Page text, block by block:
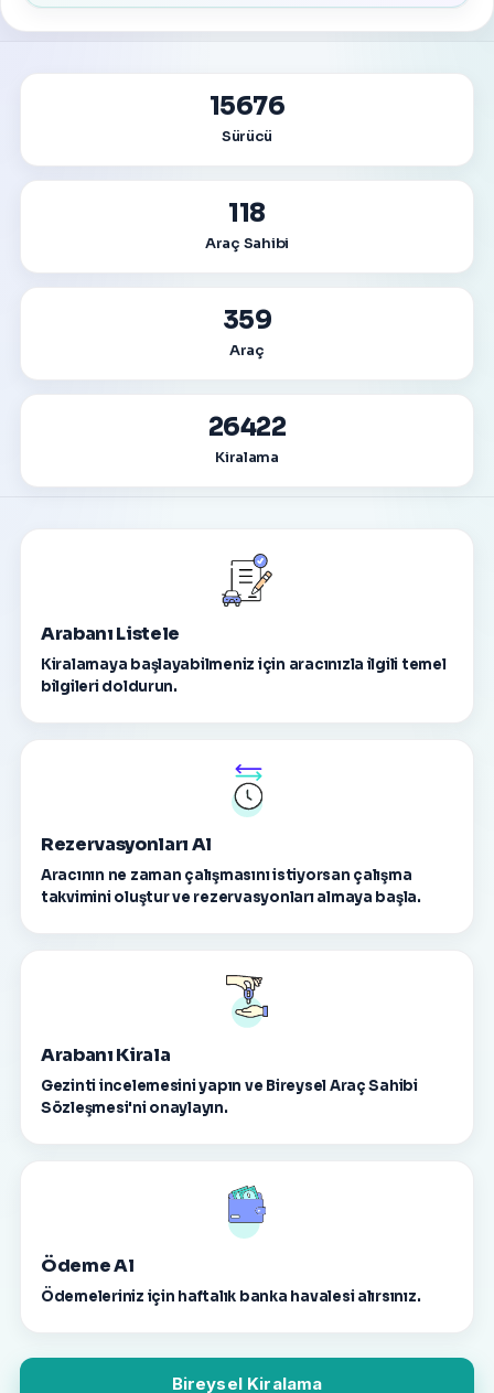
15676
Sürücü
118
Araç Sahibi
359
Araç
26422
Kiralama
Arabanı Listele
Kiralamaya başlayabilmeniz için aracınızla ilgili temel
bilgileri doldurun.
Rezervasyonları Al
Aracının ne zaman çalışmasını istiyorsan çalışma
takvimini oluştur ve rezervasyonları almaya başla.
Arabanı Kirala
Gezinti incelemesini yapın ve Bireysel Araç Sahibi
Sözleşmesi'ni onaylayın.
Ödeme Al
Ödemeleriniz için haftalık banka havalesi alırsınız.
Bireysel Kiralama